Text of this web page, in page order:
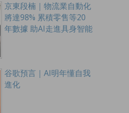
京東段楠｜物流業自動化
將達98% 累積零售等20
年數據 助AI走進具身智能
谷歌預言｜AI明年懂自我
進化